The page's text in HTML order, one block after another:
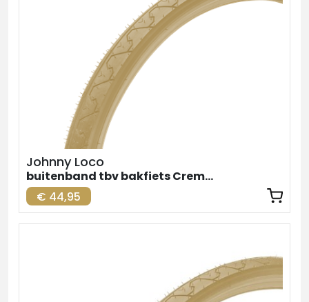
Johnny Loco
buitenband tbv bakfiets Creme Achter 26inch
€ 44,95